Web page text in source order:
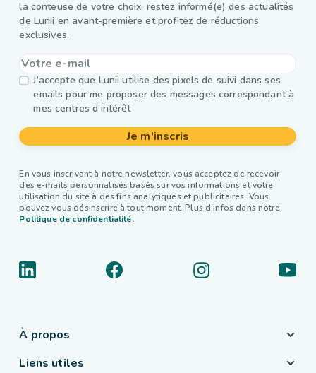
la conteuse de votre choix, restez informé(e) des actualités
de Lunii en avant-première et profitez de réductions
exclusives.
J’accepte que Lunii utilise des pixels de suivi dans ses
emails pour me proposer des messages correspondant à
mes centres d'intérêt
Je m'inscris
En vous inscrivant à notre newsletter, vous acceptez de recevoir
des e-mails personnalisés basés sur vos informations et votre
utilisation du site à des fins analytiques et publicitaires. Vous
pouvez vous désinscrire à tout moment. Plus d’infos dans notre
Politique de confidentialité.
À propos
Liens utiles